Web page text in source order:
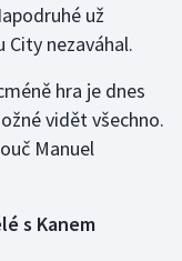
už
City nezaváhal.
hra je dnes
vidět všechno.
Manuel
s Kanem